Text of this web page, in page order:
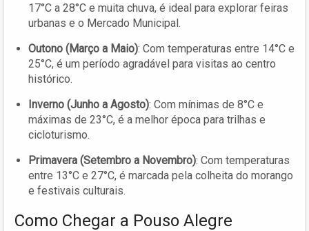
17°C a 28°C e muita chuva, é ideal para explorar feiras
urbanas e o Mercado Municipal.
Outono (Março a Maio): Com temperaturas entre 14°C e
25°C, é um período agradável para visitas ao centro
histórico.
Inverno (Junho a Agosto): Com mínimas de 8°C e
máximas de 23°C, é a melhor época para trilhas e
cicloturismo.
Primavera (Setembro a Novembro): Com temperaturas
entre 13°C e 27°C, é marcada pela colheita do morango
e festivais culturais.
Como Chegar a Pouso Alegre